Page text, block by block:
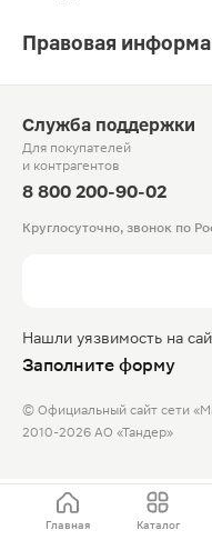
Правовая
Служба поддержки
Для покупателей
и контрагентов
8 800 200-90-02
Круглосуточно, звонок по
Нашли уязвимость на
Заполните форму
© Официальный сайт сети
2010-2026 АО «Тандер»
Главная Каталог